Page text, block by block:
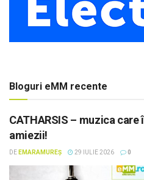
Bloguri eMM recente
CATHARSIS – muzica
amiezii!
DE EMARAMUREȘ 29 IULIE 2026 0